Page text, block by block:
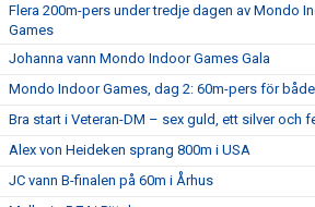
Flera 200m-pers under tredje dagen av Mondo
Games
Johanna vann Mondo Indoor Games Gala
Mondo Indoor Games, dag 2: 60m-pers för
Bra start i Veteran-DM – sex guld, ett silver och
Alex von Heideken sprang 800m i USA
JC vann B-finalen på 60m i Århus